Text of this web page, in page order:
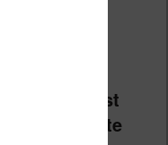
n’est
puisqu’il est
avec cette